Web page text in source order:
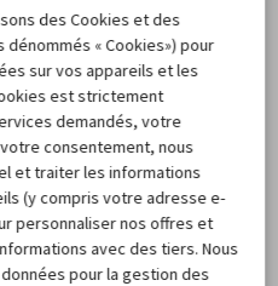
des Cookies et des
« Cookies») pour
sur vos appareils et les
est strictement
demandés, votre
consentement, nous
et traiter les informations
(y compris votre adresse e-
personnaliser nos offres et
avec des tiers. Nous
pour la gestion des